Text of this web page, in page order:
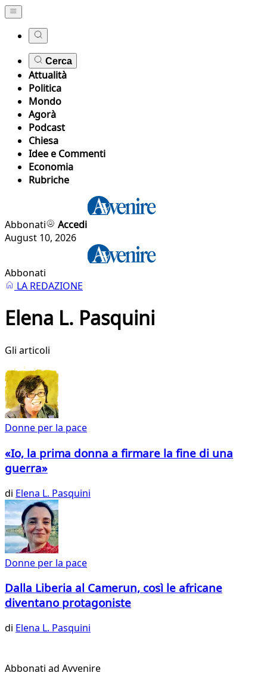
Cerca
Attualità
Politica
Mondo
Agorà
Podcast
Chiesa
Idee e Commenti
Economia
Rubriche
Abbonati
Accedi
August 10, 2026
Abbonati
LA REDAZIONE
Elena L. Pasquini
Gli articoli
Donne per la pace
«Io, la prima donna a firmare la fine di una
guerra»
di Elena L. Pasquini
Donne per la pace
Dalla Liberia al Camerun, così le africane
diventano protagoniste
di Elena L. Pasquini
Abbonati ad Avvenire